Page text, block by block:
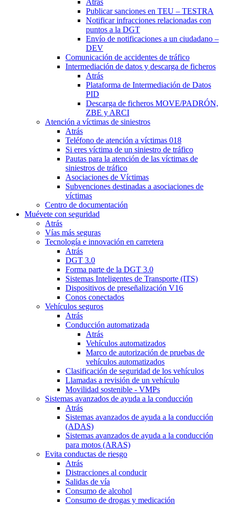
Atrás
Publicar sanciones en TEU – TESTRA
Notificar infracciones relacionadas con
puntos a la DGT
Envío de notificaciones a un ciudadano –
DEV
Comunicación de accidentes de tráfico
Intermediación de datos y descarga de ficheros
Atrás
Plataforma de Intermediación de Datos
PID
Descarga de ficheros MOVE/PADRÓN,
ZBE y ARCI
Atención a víctimas de siniestros
Atrás
Teléfono de atención a víctimas 018
Si eres víctima de un siniestro de tráfico
Pautas para la atención de las víctimas de
siniestros de tráfico
Asociaciones de Víctimas
Subvenciones destinadas a asociaciones de
víctimas
Centro de documentación
Muévete con seguridad
Atrás
Vías más seguras
Tecnología e innovación en carretera
Atrás
DGT 3.0
Forma parte de la DGT 3.0
Sistemas Inteligentes de Transporte (ITS)
Dispositivos de preseñalización V16
Conos conectados
Vehículos seguros
Atrás
Conducción automatizada
Atrás
Vehículos automatizados
Marco de autorización de pruebas de
vehículos automatizados
Clasificación de seguridad de los vehículos
Llamadas a revisión de un vehículo
Movilidad sostenible - VMPs
Sistemas avanzados de ayuda a la conducción
Atrás
Sistemas avanzados de ayuda a la conducción
(ADAS)
Sistemas avanzados de ayuda a la conducción
para motos (ARAS)
Evita conductas de riesgo
Atrás
Distracciones al conducir
Salidas de vía
Consumo de alcohol
Consumo de drogas y medicación